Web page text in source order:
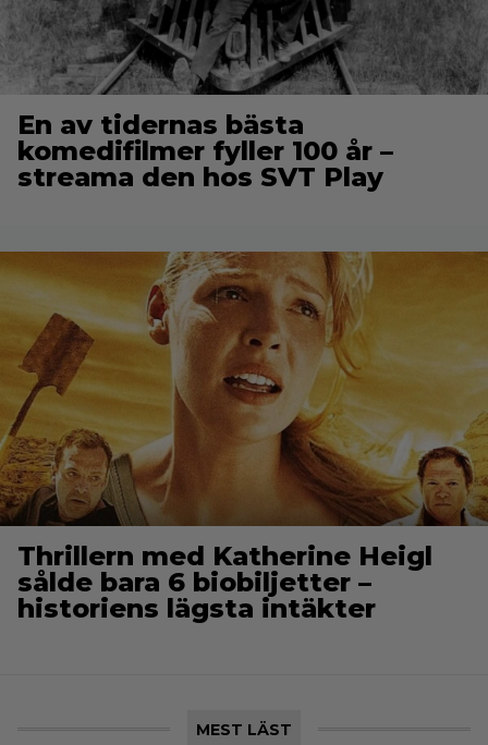
En av tidernas bästa
komedifilmer fyller 100 år –
streama den hos SVT Play
Thrillern med Katherine Heigl
sålde bara 6 biobiljetter –
historiens lägsta intäkter
MEST LÄST